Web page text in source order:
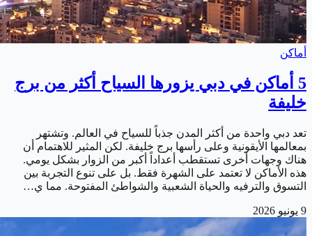
أماكن
5 أماكن في دبي يزورها السياح أكثر من برج
خليفة
تعد دبي واحدة من أكثر المدن جذباً للسياح في العالم. وتشتهر
بمعالمها الأيقونية وعلى رأسها برج خليفة. لكن المثير للاهتمام أن
هناك وجهات أخرى تستقطب أعداداً أكبر من الزوار بشكل يومي.
هذه الأماكن لا تعتمد على الشهرة فقط. بل على تنوع التجربة بين
التسوق والترفيه والحياة الشعبية والشواطئ المفتوحة. مما ي…
9 يونيو 2026